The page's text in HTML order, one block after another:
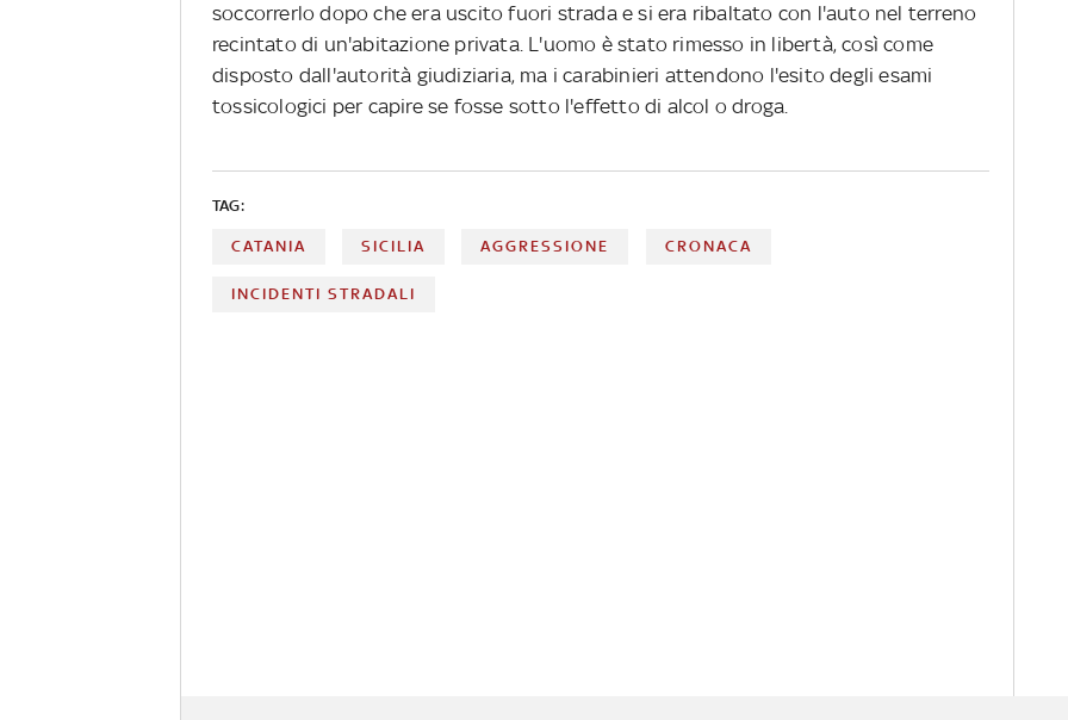
soccorrerlo dopo che era uscito fuori strada e si era ribaltato con l'auto nel terreno
recintato di un'abitazione privata. L'uomo è stato rimesso in libertà, così come
disposto dall'autorità giudiziaria, ma i carabinieri attendono l'esito degli esami
tossicologici per capire se fosse sotto l'effetto di alcol o droga.
TAG:
CATANIA SICILIA AGGRESSIONE CRONACA
INCIDENTI STRADALI